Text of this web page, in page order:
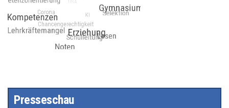
Presseschau